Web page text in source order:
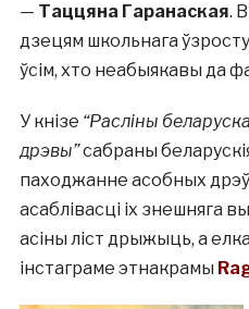
— Таццяна Гаранаская.
дзецям школьнага
ўсім, хто неабыякавы да
У кнізе “Расліны
дрэвы”сабраны
паходжанне асобных дрэў
асаблівасці іх знешняга
асіны ліст дрыжыць, а
інстаграме этнакрамы